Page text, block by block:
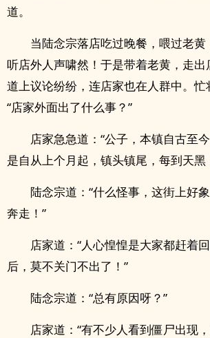
道。
当陆念宗落店吃过晚餐，喂过老
听店外人声啸然！于是带着老黄，走
道上议论纷纷，连店家也在人群中。忙
“店家外面出了什么事？”
店家急急道：“公子，本镇自古至
是自从上个月起，镇头镇尾，每到天黑
陆念宗道：“什么怪事，这街上好
奔走！”
店家道：“人心惶惶是大家都赶着
后，莫不关门不出了！”
陆念宗道：“总有原因呀？”
店家道：“有不少人看到僵尸出现